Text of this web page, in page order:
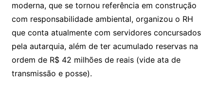
moderna, que se tornou referência em construção
com responsabilidade ambiental, organizou o RH
que conta atualmente com servidores concursados
pela autarquia, além de ter acumulado reservas na
ordem de R$ 42 milhões de reais (vide ata de
transmissão e posse).